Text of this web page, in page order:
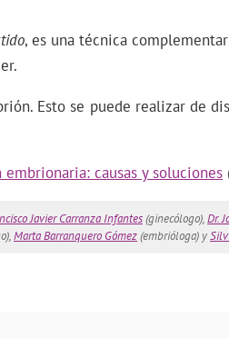
, es una técnica
Esto se puede realizar de
causas y soluciones
Javier Carranza Infantes(ginecólogo),Dr.
Marta Barranquero Gómez(embrióloga) y